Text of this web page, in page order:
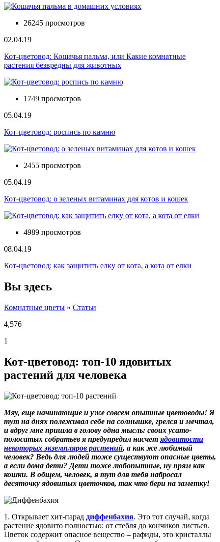
26245 просмотров
02.04.19
Кот-цветовод: Кошачья пальма, или Какие комнатные
растения безвредны для животных
1749 просмотров
05.04.19
Кот-цветовод: роспись по камню
2455 просмотров
05.04.19
Кот-цветовод: о зеленых витаминах для котов и кошек
4989 просмотров
08.04.19
Кот-цветовод: как защитить елку от кота, а кота от елки
Вы здесь
Комнатные цветы » Статьи
4,576
1
Кот-цветовод: топ-10 ядовитых
растений для человека
Мяу, еще начинающие и уже совсем опытные цветоводы! Я
тут на днях полеживал себе на солнышке, грелся и мечтал,
и вдруг мне пришла в голову одна мысль: своих усато-
полосатых собратьев я предупредил насчет ядовитости
некоторых экземпляров растений, а как же любимый
человек? Ведь для людей тоже существуют опасные цветы,
а если дома дети? Дети тоже любопытные, ну прям как
кошки. В общем, человек, я тут для тебя набросал
десяточку ядовитых цветочков, так что бери на заметку!
1. Открывает хит-парад диффенбахия. Это тот случай, когда
растение ядовито полностью: от стебля до кончиков листьев.
Цветок содержит опасное вещество – рафиды, это кристаллы